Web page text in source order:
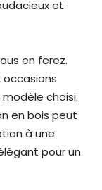
et
en ferez.
occasions
choisi.
en bois peut
à une
pour un